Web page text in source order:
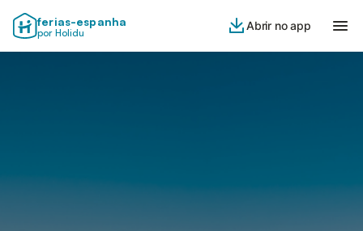
ferias-espanha
por Holidu
Abrir no app